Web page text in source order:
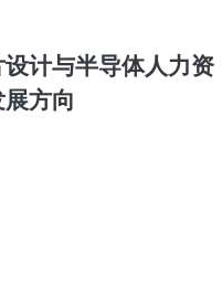
计与半导体人力资
方向